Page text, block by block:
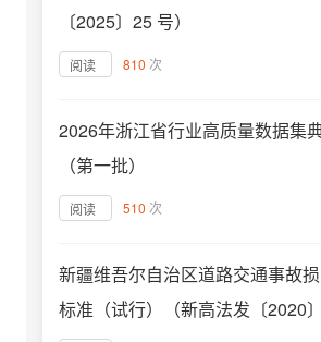
〔2025〕25 号）
阅读 810 次
2026年浙江省行业高质量数据集
（第一批）
阅读 510 次
新疆维吾尔自治区道路交通事故
标准（试行）（新高法发〔2020〕